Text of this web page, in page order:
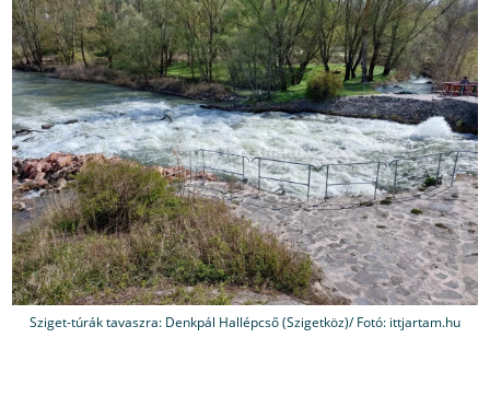
Sziget-túrák tavaszra: Denkpál Hallépcső (Szigetköz)/ Fotó: ittjartam.hu